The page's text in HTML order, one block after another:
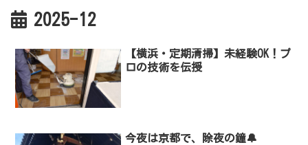
2025-12
【横浜・定期清掃】未経験OK！プ
ロの技術を伝授
今夜は京都で、除夜の鐘🔔